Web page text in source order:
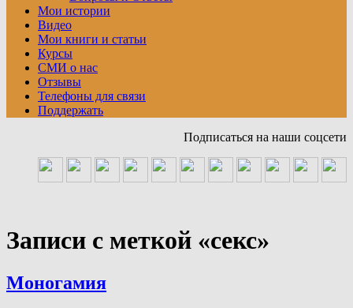
Мои истории
Видео
Мои книги и статьи
Курсы
СМИ о нас
Отзывы
Телефоны для связи
Поддержать
Подписаться на наши соцсети
Записи с меткой «секс»
Моногамия